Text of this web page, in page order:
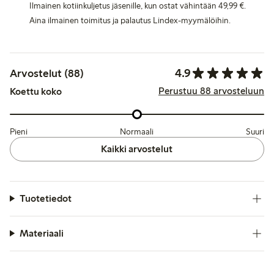
Ilmainen kotiinkuljetus jäsenille, kun ostat vähintään 49,99 €.
Aina ilmainen toimitus ja palautus Lindex-myymälöihin.
Arvostelut (88) 4.9
Koettu koko Perustuu 88 arvosteluun
Pieni Normaali Suuri
Kaikki arvostelut
Tuotetiedot
Materiaali